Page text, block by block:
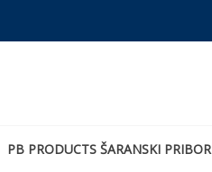
PB PRODUCTS ŠARANSKI PRIBOR